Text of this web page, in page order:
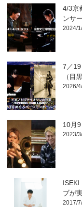
き
ま
す)
4/3京
ンサ
2024/
7／
（目
2026/
10月
2023/
ISEKI
ブが
2017/